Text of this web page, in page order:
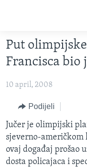
glavni
sadržaj
na
navigaciju
Idi
na
pretragu
TV PROGRAM
FOTOGRAFIJE DANA
VIJESTI
SJEDINJENE
BOSNA I
SVIJET
NAUKA I
SPECIJALNI PROJEKTI
KORUPCIJA
Put
Francisca bio
10 april, 2008
Podijeli
Jučer je olimpijski
sjeverno-američkom
ovaj događaj prošao
dosta policajaca i